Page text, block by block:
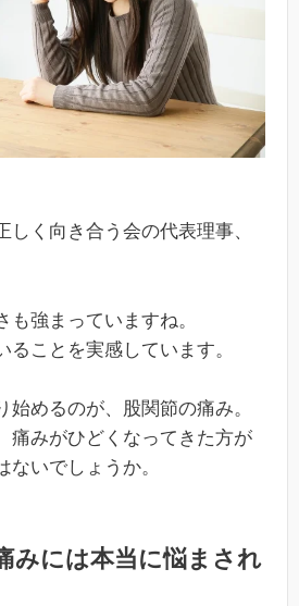
しく向き合う会の代表理事、
強まっていますね。
ることを実感しています。
始めるのが、股関節の痛み。
痛みがひどくなってきた方が
ないでしょうか。
みには本当に悩まされ